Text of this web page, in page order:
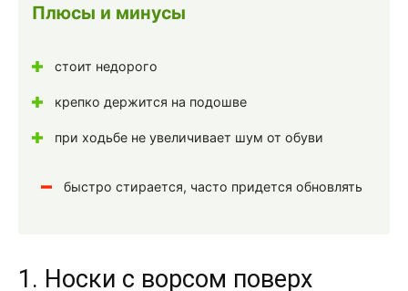
Плюсы и минусы
стоит недорого
крепко держится на подошве
при ходьбе не увеличивает шум от обуви
быстро стирается, часто придется обновлять
1. Носки с ворсом поверх